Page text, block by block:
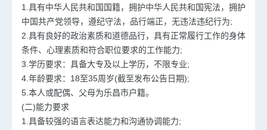
1.具有中华人民共和国国籍，拥护中华人民共和国宪法，拥护
中国共产党领导，遵纪守法，品行端正，无违法违纪行为;
2.具有良好的政治素质和道德品行，具有正常履行工作的身体
条件、心理素质和符合职位要求的工作能力;
3.学历要求：具备大专及以上学历，不限专业;
4.年龄要求：18至35周岁(截至发布公告日期);
5.本人或配偶、父母为乐昌市户籍。
(二)能力要求
1.具备较强的语言表达能力和沟通协调能力;